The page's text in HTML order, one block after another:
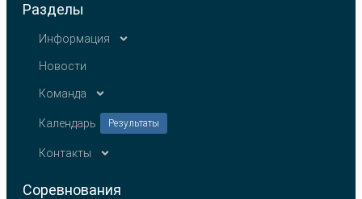
Разделы
Информация
Новости
Команда
Календарь Результаты
Контакты
Соревнования